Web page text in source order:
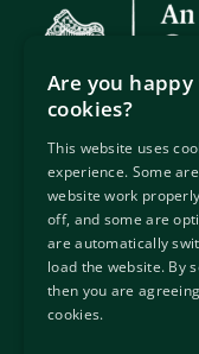
ਸਾਡਾ ਟਿਕਾਣਾ
ਸਾਡਾ
Are you
cookies?
This website uses
experience. Some
website work
off, and some are
are automatically
load the website. By
then you are
cookies.